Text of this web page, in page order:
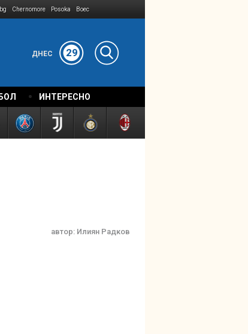
Chernomore Posoka Boec
ДНЕС 29
ИНТЕРЕСНО
автор: Илиян Радков